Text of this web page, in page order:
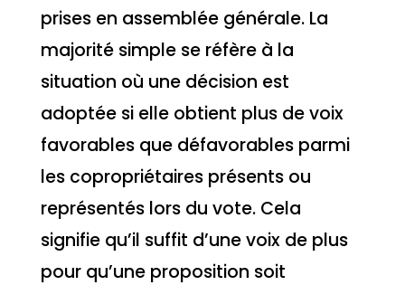
prises en assemblée générale. La
majorité simple se réfère à la
situation où une décision est
adoptée si elle obtient plus de voix
favorables que défavorables parmi
les copropriétaires présents ou
représentés lors du vote. Cela
signifie qu’il suffit d’une voix de plus
pour qu’une proposition soit